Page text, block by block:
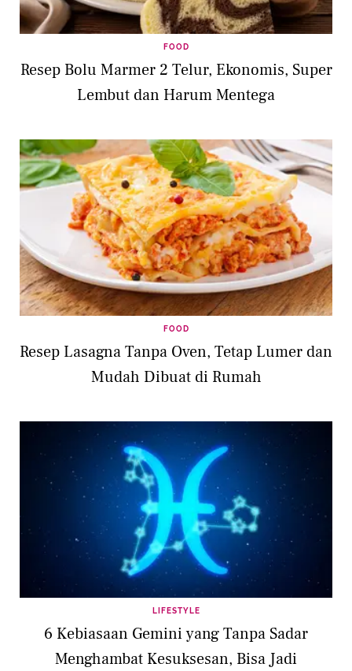
FOOD
Resep Bolu Marmer 2 Telur, Ekonomis, Super
Lembut dan Harum Mentega
FOOD
Resep Lasagna Tanpa Oven, Tetap Lumer dan
Mudah Dibuat di Rumah
LIFESTYLE
6 Kebiasaan Gemini yang Tanpa Sadar
Menghambat Kesuksesan, Bisa Jadi